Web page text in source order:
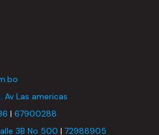
Av Las americas
|67900288
3B No 500 |72988905